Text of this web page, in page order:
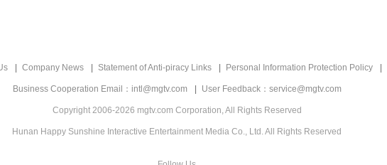
Company News Statement of Anti-piracy Links Personal Information Protection Policy
Business Cooperation Email：intl@mgtv.com User Feedback：service@mgtv.com
Copyright 2006-2026 mgtv.com Corporation, All Rights Reserved
Hunan Happy Sunshine Interactive Entertainment Media Co., Ltd. All Rights Reserved